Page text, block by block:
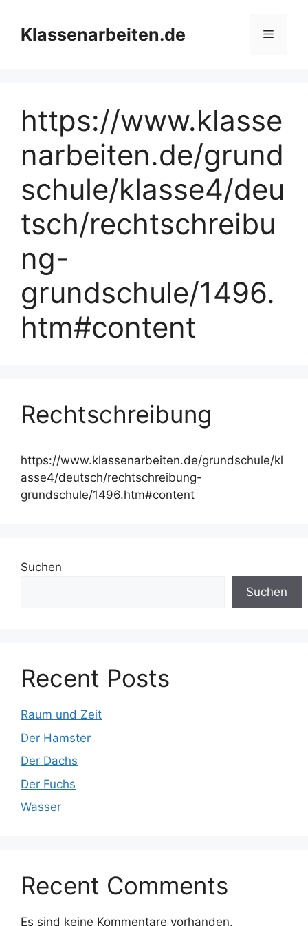
Inhalt
springenKlassenarbeiten.de Menü
https://www.klasse
narbeiten.de/grund
schule/klasse4/deu
tsch/rechtschreibu
ng-
grundschule/1496.
htm#content
Rechtschreibung
https://www.klassenarbeiten.de/grundschule/kl
asse4/deutsch/rechtschreibung-
grundschule/1496.htm#content
Suchen
Suchen
Recent Posts
Raum und Zeit
Der Hamster
Der Dachs
Der Fuchs
Wasser
Recent Comments
Es sind keine Kommentare vorhanden.